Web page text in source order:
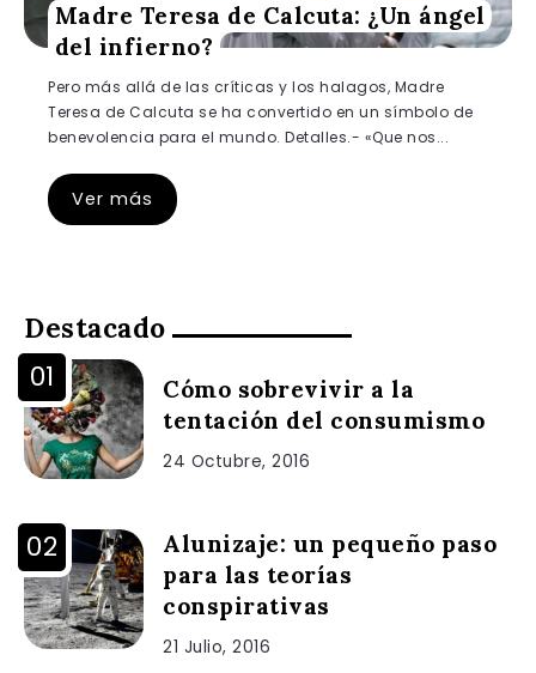
Madre Teresa de Calcuta: ¿Un ángel
del infierno?
Pero más allá de las críticas y los halagos, Madre
Teresa de Calcuta se ha convertido en un símbolo de
benevolencia para el mundo. Detalles.- «Que nos...
Ver más
Destacado
Cómo sobrevivir a la
tentación del consumismo
24 Octubre, 2016
Alunizaje: un pequeño paso
para las teorías
conspirativas
21 Julio, 2016